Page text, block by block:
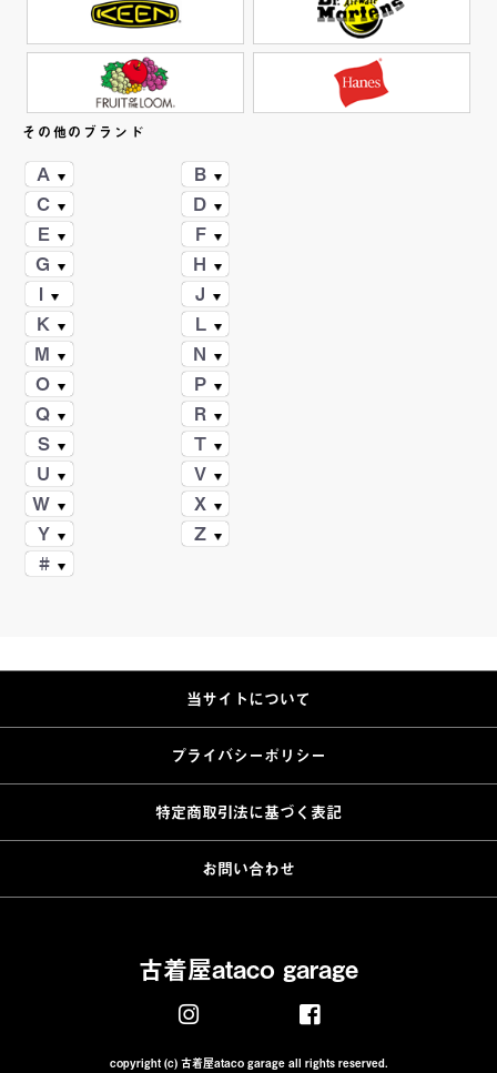
その他のブランド
A
B
C
D
E
F
G
H
J
K
M
N
O
P
Q
R
S
T
U
V
W
X
Y
Z
#
当サイトについて
プライバシーポリシー
特定商取引法に基づく表記
お問い合わせ
古着屋ataco garage
copyright (c) 古着屋ataco garage all rights reserved.